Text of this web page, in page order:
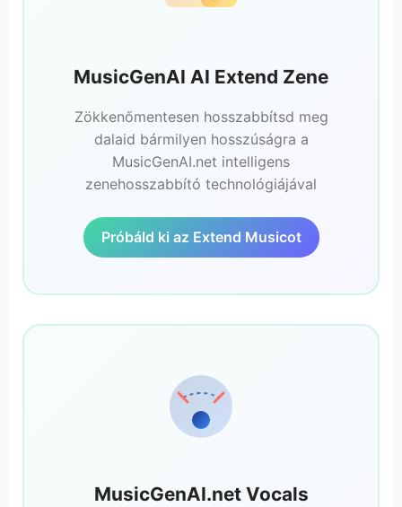
MusicGenAI AI Extend Zene
Zökkenőmentesen hosszabbítsd meg
dalaid bármilyen hosszúságra a
MusicGenAI.net intelligens
zenehosszabbító technológiájával
Próbáld ki az Extend Musicot
MusicGenAI.net Vocals